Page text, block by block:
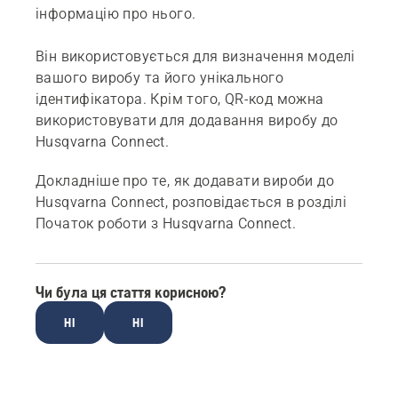
інформацію про нього.
Він використовується для визначення моделі
вашого виробу та його унікального
ідентифікатора. Крім того, QR-код можна
використовувати для додавання виробу до
Husqvarna Connect.
Докладніше про те, як додавати вироби до
Husqvarna Connect, розповідається в розділі
Початок роботи з Husqvarna Connect.
Чи була ця стаття корисною?
НІ НІ